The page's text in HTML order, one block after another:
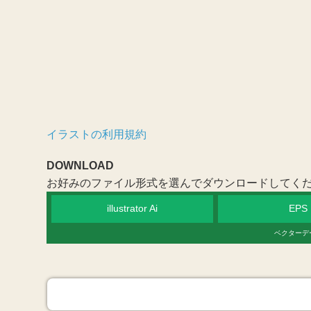
イラストの利用規約
DOWNLOAD
お好みのファイル形式を選んでダウンロードしてくだ
illustrator Ai EPS
ベクターデ